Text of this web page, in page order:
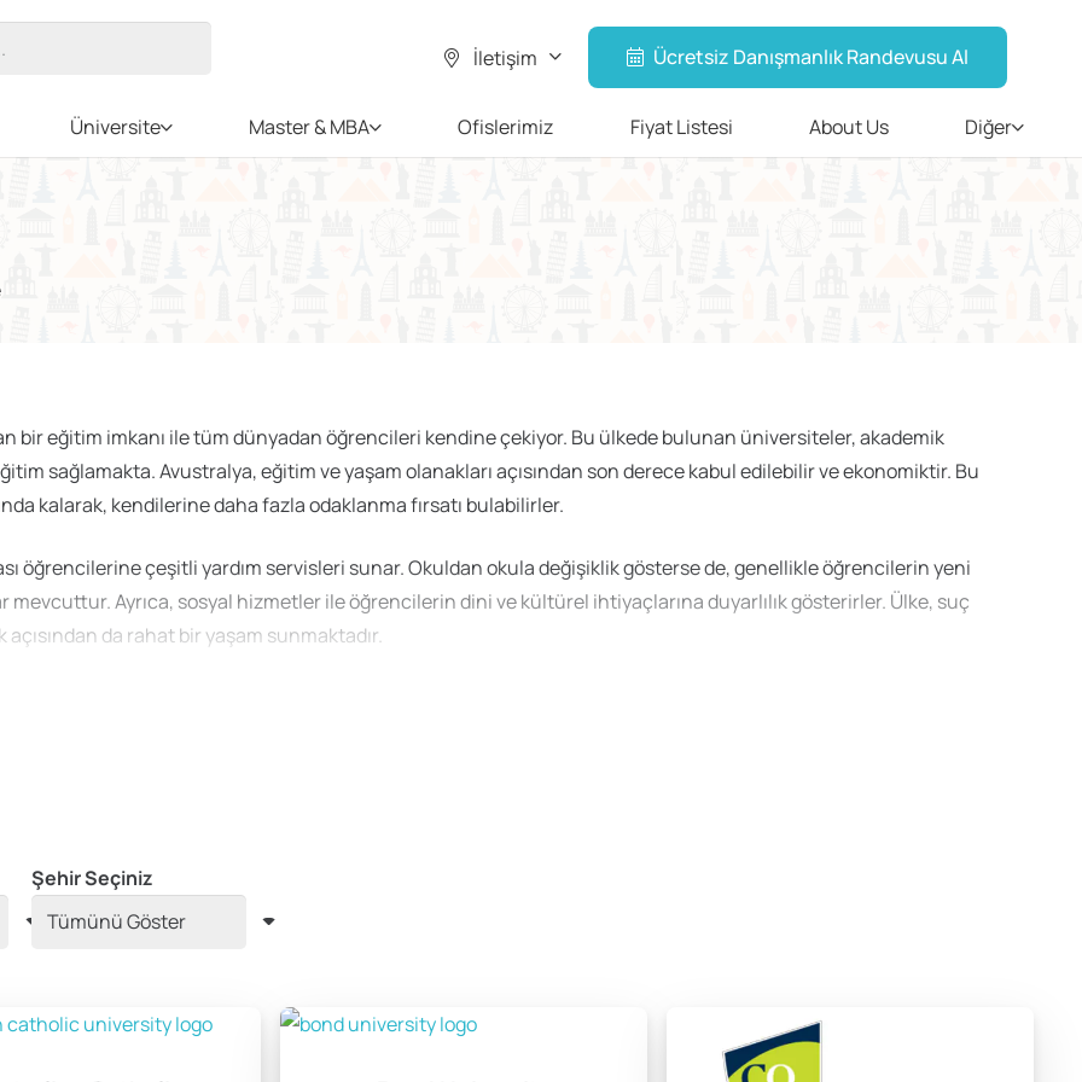
İletişim Ücretsiz Danışmanlık Randevusu Al
Üniversite Master & MBA Ofislerimiz Fiyat Listesi About Us Diğer
bir eğitim imkanı ile tüm dünyadan öğrencileri kendine çekiyor. Bu ülkede bulunan üniversiteler, akademik
sağlamakta. Avustralya, eğitim ve yaşam olanakları açısından son derece kabul edilebilir ve ekonomiktir. Bu
kalarak, kendilerine daha fazla odaklanma fırsatı bulabilirler.
öğrencilerine çeşitli yardım servisleri sunar. Okuldan okula değişiklik gösterse de, genellikle öğrencilerin yeni
Ayrıca, sosyal hizmetler ile öğrencilerin dini ve kültürel ihtiyaçlarına duyarlılık gösterirler. Ülke, suç
açısından da rahat bir yaşam sunmaktadır.
sanat ve tıp öne çıkmaktadır. Öğrenciler çoğu zaman çift anadal yapma imkanı bulabilirler; bu durum, daha
Şehir Seçiniz